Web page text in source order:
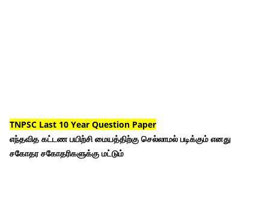
TNPSC Last 10 Year Question Paper
எந்தவித கட்டண பயிற்சி மையத்திற்கு செல்லாமல் படிக்கும் எனது
சகோதர சகோதரிகளுக்கு மட்டும்